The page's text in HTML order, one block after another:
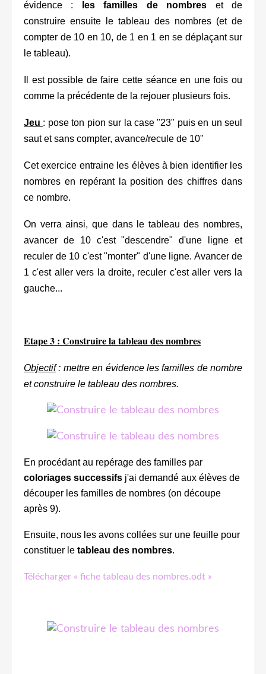
évidence :
les familles de nombres et de
construire ensuite le tableau des nombres (et de
compter de 10 en 10, de 1 en 1 en se déplaçant sur
le tableau).
Il est possible de faire cette séance en une fois ou
comme la précédente de la rejouer plusieurs fois.
Jeu : pose ton pion sur la case "23" puis en un seul
saut et sans compter, avance/recule de 10"
Cet exercice entraine les élèves à bien identifier les
nombres en repérant la position des chiffres dans
ce nombre.
On verra ainsi, que dans le tableau des nombres,
avancer de 10 c'est "descendre" d'une ligne et
reculer de 10 c'est "monter" d'une ligne. Avancer de
1 c'est aller vers la droite, reculer c'est aller vers la
gauche...
Etape 3 : Construire la tableau des nombres
Objectif: mettre en évidence les familles de nombre
et construire le tableau des nombres.
En procédant au repérage des familles par
coloriages successifs j'ai demandé aux élèves de
découper les familles de nombres (on découpe
après 9).
Ensuite, nous les avons collées sur une feuille pour
constituer le tableau des nombres.
Télécharger « fiche tableau des nombres.odt »